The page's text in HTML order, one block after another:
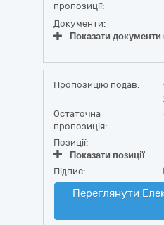
пропозиції:
Документи:
Показати документи
Пропозицію подав:
Остаточна
пропозиція:
Позиції:
Показати позиції
Підпис:
Переглянути